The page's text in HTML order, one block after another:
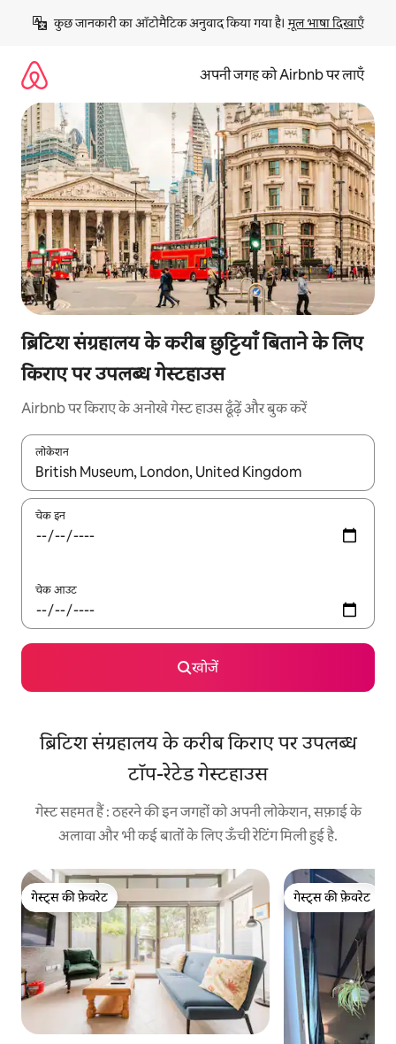
छोड़कर
कॉन्टेंट
कुछ जानकारी का ऑटोमैटिक अनुवाद किया गया है। मूल भाषा दिखाएँ
अपनी जगह को Airbnb पर लाएँ
ब्रिटिश संग्रहालय के करीब छुट्टियाँ बिताने के लिए
किराए पर उपलब्ध गेस्टहाउस
Airbnb पर किराए के अनोखे गेस्ट हाउस ढूँढ़ें और बुक करें
लोकेशन
नतीजों के उपलब्ध होने पर, अप और डाउन 'ऐरो की' का इस्तेमाल करके नेविगेट
चेक इन
चेक आउट
खोजें
ब्रिटिश संग्रहालय के करीब किराए पर उपलब्ध
टॉप-रेटेड गेस्टहाउस
गेस्ट सहमत हैं : ठहरने की इन जगहों को अपनी लोकेशन, सफ़ाई के
अलावा और भी कई बातों के लिए ऊँची रेटिंग मिली हुई है.
गेस्ट्स की फ़ेवरेट
गेस्ट्स की फ़ेवरेट
गेस्ट्स की फ़ेवरेट
गेस्ट्स की फ़ेवरेट